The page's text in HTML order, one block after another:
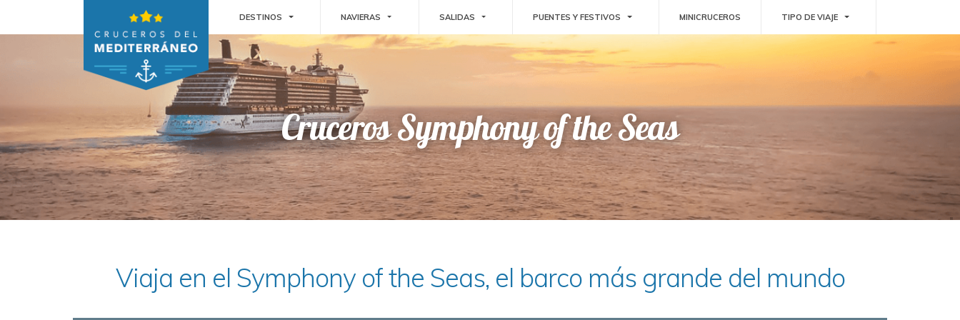
DESTINOS TOGGLE DROPDOWN
NAVIERAS TOGGLE DROPDOWN
SALIDAS TOGGLE DROPDOWNPUENTES Y FESTIVOS TOGGLE DROPDOWN
MINICRUCEROS TIPO DE VIAJE TOGGLE DROPDOWN
Cruceros Symphony of the Seas
Viaja en el Symphony of the Seas, el barco más grande del mundo